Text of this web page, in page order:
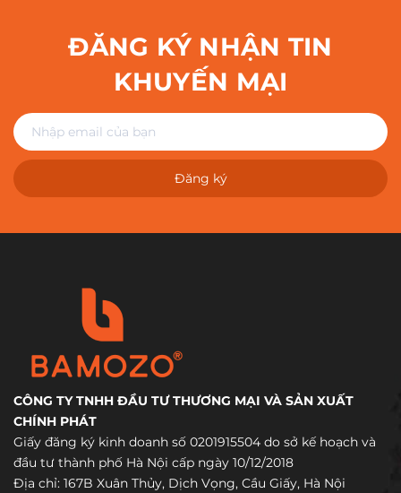
ĐĂNG KÝ NHẬN TIN
KHUYẾN MẠI
Đăng ký
CÔNG TY TNHH ĐẦU TƯ THƯƠNG MẠI VÀ SẢN XUẤT
CHÍNH PHÁT
Giấy đăng ký kinh doanh số 0201915504 do sở kế hoạch và
đầu tư thành phố Hà Nội cấp ngày 10/12/2018
Địa chỉ: 167B Xuân Thủy, Dịch Vọng, Cầu Giấy, Hà Nội